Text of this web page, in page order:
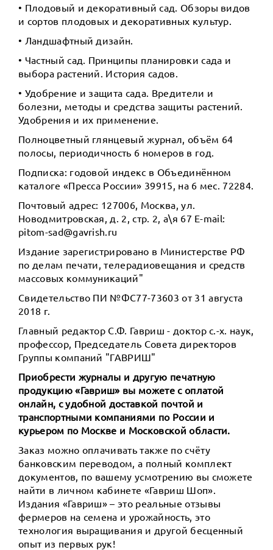
• Плодовый и декоративный сад. Обзоры видов
и сортов плодовых и декоративных культур.
• Ландшафтный дизайн.
• Частный сад. Принципы планировки сада и
выбора растений. История садов.
• Удобрение и защита сада. Вредители и
болезни, методы и средства защиты растений.
Удобрения и их применение.
Полноцветный глянцевый журнал, объём 64
полосы, периодичность 6 номеров в год.
Подписка: годовой индекс в Объединённом
каталоге «Пресса России» 39915, на 6 мес. 72284.
Почтовый адрес: 127006, Москва, ул.
Новодмитровская, д. 2, стр. 2, а\я 67 E-mail:
pitom-sad@gavrish.ru
Издание зарегистрировано в Министерстве РФ
по делам печати, телерадиовещания и средств
массовых коммуникаций"
Свидетельство ПИ №ФС77-73603 от 31 августа
2018 г.
Главный редактор С.Ф. Гавриш - доктор с.-х. наук,
профессор, Председатель Совета директоров
Группы компаний "ГАВРИШ"
Приобрести журналы и другую печатную
продукцию «Гавриш» вы можете с оплатой
онлайн, с удобной доставкой почтой и
транспортными компаниями по России и
курьером по Москве и Московской области.
Заказ можно оплачивать также по счёту
банковским переводом, а полный комплект
документов, по вашему усмотрению вы сможете
найти в личном кабинете «Гавриш Шоп».
Издания «Гавриш» – это реальные отзывы
фермеров на семена и урожайность, это
технология выращивания и другой бесценный
опыт из первых рук!